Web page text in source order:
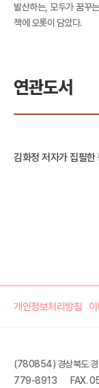
발산하는, 모두가 꿈꾸
책에 오롯이 담았다.
연관도서
김화정 저자가 집필
개인정보처리방침
(780854) 경상북도 경
779-8913
FAX.